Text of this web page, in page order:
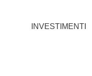
INVESTIMENTI